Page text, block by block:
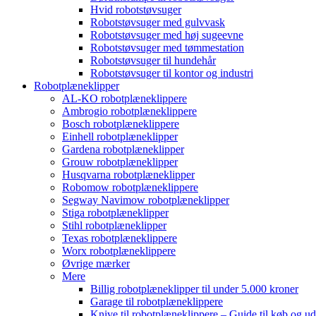
Hvid robotstøvsuger
Robotstøvsuger med gulvvask
Robotstøvsuger med høj sugeevne
Robotstøvsuger med tømmestation
Robotstøvsuger til hundehår
Robotstøvsuger til kontor og industri
Robotplæneklipper
AL-KO robotplæneklippere
Ambrogio robotplæneklippere
Bosch robotplæneklippere
Einhell robotplæneklipper
Gardena robotplæneklipper
Grouw robotplæneklipper
Husqvarna robotplæneklipper
Robomow robotplæneklippere
Segway Navimow robotplæneklipper
Stiga robotplæneklipper
Stihl robotplæneklipper
Texas robotplæneklippere
Worx robotplæneklippere
Øvrige mærker
Mere
Billig robotplæneklipper til under 5.000 kroner
Garage til robotplæneklippere